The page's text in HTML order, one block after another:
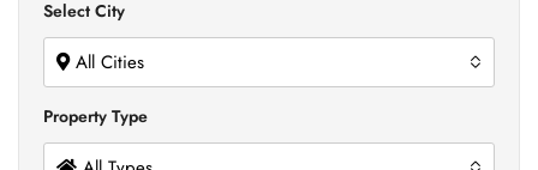
Select City
All Cities
Property Type